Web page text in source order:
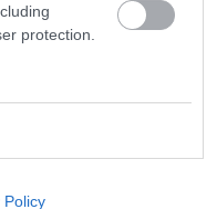
protection.
Policy